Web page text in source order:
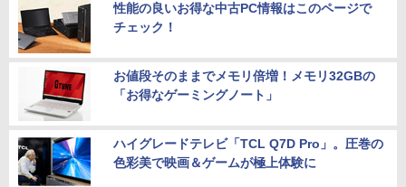
性能の良いお得な中古PC情報はこのページで
チェック！
お値段そのままでメモリ倍増！メモリ32GBの
「お得なゲーミングノート」
ハイグレードテレビ「TCL Q7D Pro」。圧巻の
色彩美で映画＆ゲームが極上体験に